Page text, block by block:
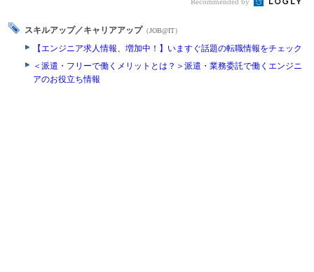
スキルアップ／キャリアアップ （JOB@IT）
【エンジニア求人情報、増加中！】いますぐ話題の転職情報をチェック
＜派遣・フリーで働くメリットとは？＞派遣・業務委託で働くエンジニ
アのお役立ち情報